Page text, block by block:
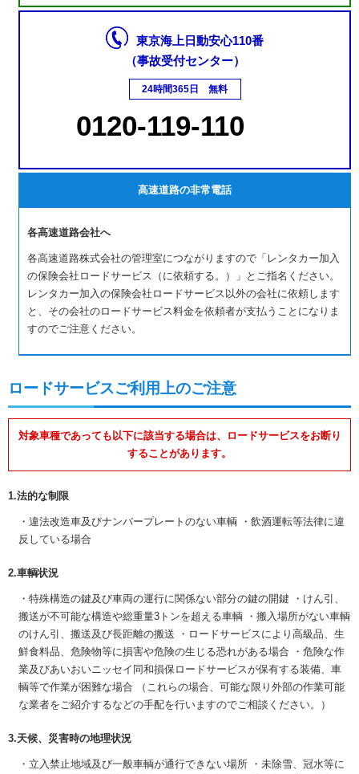
東京海上日動安心110番
（事故受付センター）
24時間365日 無料
0120-119-110
高速道路の非常電話
各高速道路会社へ
各高速道路株式会社の管理室につながりますので「レンタカー加入
の保険会社ロードサービス（に依頼する。）」とご指名ください。
レンタカー加入の保険会社ロードサービス以外の会社に依頼します
と、その会社のロードサービス料金を依頼者が支払うことになりま
すのでご注意ください。
ロードサービスご利用上のご注意
対象車種であっても以下に該当する場合は、ロードサービスをお断り
することがあります。
1.法的な制限
・違法改造車及びナンバープレートのない車輌 ・飲酒運転等法律に違
反している場合
2.車輌状況
・特殊構造の鍵及び車両の運行に関係ない部分の鍵の開鍵 ・けん引、
搬送が不可能な構造や総重量3トンを超える車輌 ・搬入場所がない車輌
のけん引、搬送及び長距離の搬送 ・ロードサービスにより高級品、生
鮮食料品、危険物等に損害や危険の生じる恐れがある場合 ・危険な作
業及びあいおいニッセイ同和損保ロードサービスが保有する装備、車
輌等で作業が困難な場合 （これらの場合、可能な限り外部の作業可能
な業者をご紹介するなどの手配を行いますのでご相談ください。）
3.天候、災害時の地理状況
・立入禁止地域及び一般車輌が通行できない場所 ・未除雪、冠水等に